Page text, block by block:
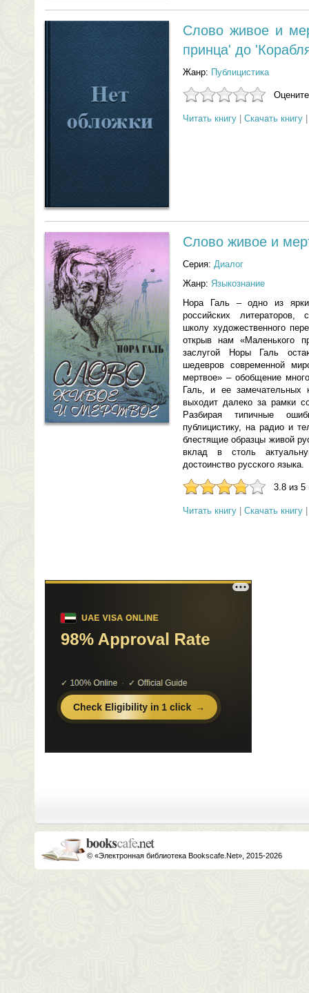
Слово живое и
принца' до
Жанр: Публицистика
Читать книгу Скачать книгу
Слово живое и
Серия: Диалог
Жанр: Языкознание
Нора Галь – одно из
российских литераторов,
школу художественного
открыв нам «Маленького
заслугой Норы Галь
шедевров современной
мертвое» – обобщение
Галь, и ее замечательных
выходит далеко за рамки
Разбирая типичные
публицистику, на радио и
блестящие образцы живой
вклад в столь
достоинство русского языка.
3.8 из 5
Читать книгу Скачать книгу
© «Электронная библиотека Bookscafe.Net», 2015-2026